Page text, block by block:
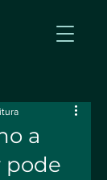
a
pode